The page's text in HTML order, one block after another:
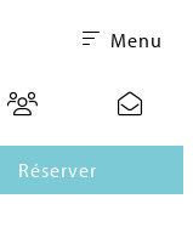
Menu
Réserver